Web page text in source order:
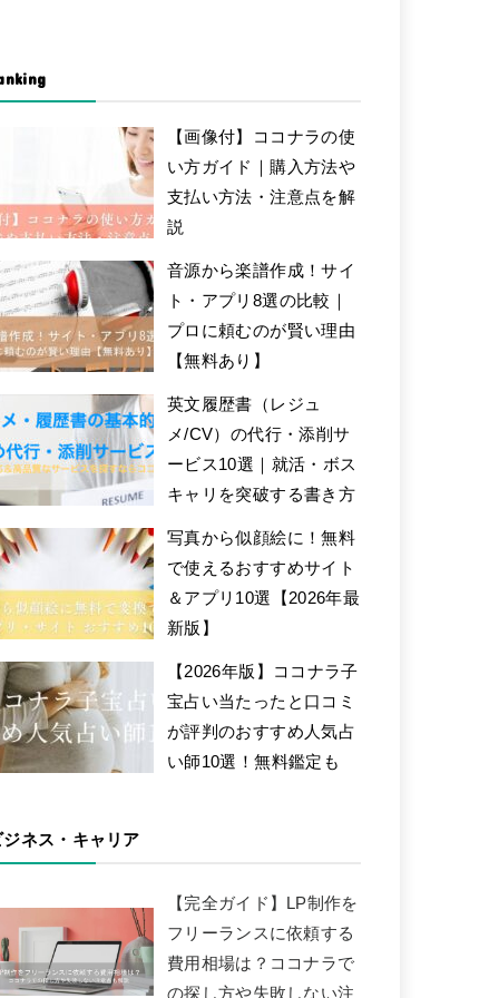
【画像付】ココナラの使
い方ガイド｜購入方法や
支払い方法・注意点を解
説
音源から楽譜作成！サイ
ト・アプリ8選の比較｜
プロに頼むのが賢い理由
【無料あり】
英文履歴書（レジュ
メ/CV）の代行・添削サ
ービス10選｜就活・ボス
キャリを突破する書き方
写真から似顔絵に！無料
で使えるおすすめサイト
＆アプリ10選【2026年最
新版】
【2026年版】ココナラ子
宝占い当たったと口コミ
が評判のおすすめ人気占
い師10選！無料鑑定も
ジネス・キャリア
【完全ガイド】LP制作を
フリーランスに依頼する
費用相場は？ココナラで
の探し方や失敗しない注